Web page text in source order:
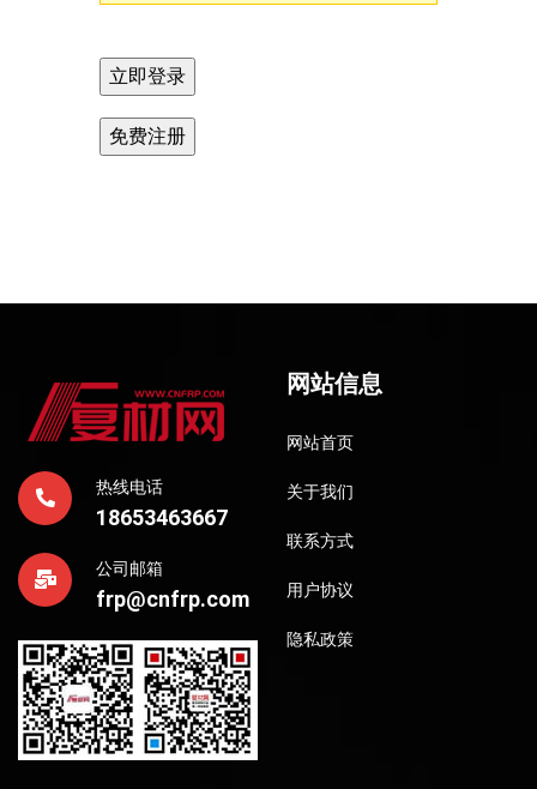
热线电话
18653463667
公司邮箱
frp@cnfrp.com
网站信息
网站首页
关于我们
联系方式
用户协议
隐私政策